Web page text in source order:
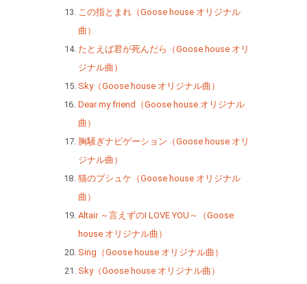
この指とまれ（Goose house オリジナル
曲）
たとえば君が死んだら（Goose house オリ
ジナル曲）
Sky（Goose house オリジナル曲）
Dear my friend（Goose house オリジナル
曲）
胸騒ぎナビゲーション（Goose house オリ
ジナル曲）
猫のプシュケ（Goose house オリジナル
曲）
Altair ～言えずのI LOVE YOU～（Goose
house オリジナル曲）
Sing（Goose house オリジナル曲）
Sky（Goose house オリジナル曲）